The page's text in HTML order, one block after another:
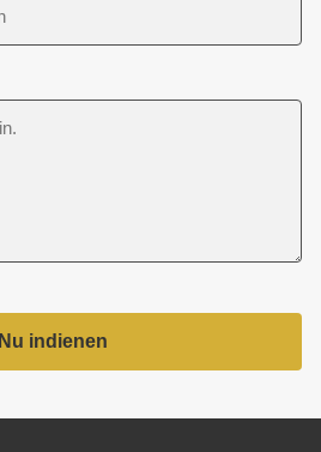
Nu indienen